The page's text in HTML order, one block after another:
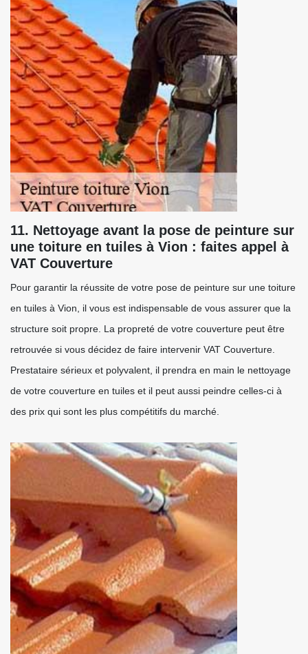
11. Nettoyage avant la pose de peinture sur
une toiture en tuiles à Vion : faites appel à
VAT Couverture
Pour garantir la réussite de votre pose de peinture sur une toiture
en tuiles à Vion, il vous est indispensable de vous assurer que la
structure soit propre. La propreté de votre couverture peut être
retrouvée si vous décidez de faire intervenir VAT Couverture.
Prestataire sérieux et polyvalent, il prendra en main le nettoyage
de votre couverture en tuiles et il peut aussi peindre celles-ci à
des prix qui sont les plus compétitifs du marché.